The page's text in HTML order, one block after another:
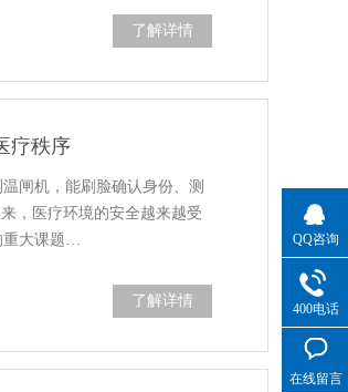
了解详情
疗秩序
闸机，能刷脸确认身份、测
，医疗环境的安全越来越受
大课题…
了解详情
QQ咨询
400电话
在线留言